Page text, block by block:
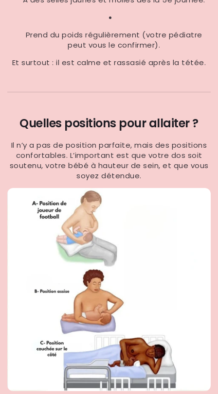
Prend du poids régulièrement (votre pédiatre
peut vous le confirmer).
Et surtout : il est calme et rassasié après la tétée.
Quelles positions pour allaiter ?
Il n’y a pas de position parfaite, mais des positions
confortables. L’important est que votre dos soit
soutenu, votre bébé à hauteur de sein, et que vous
soyez détendue.